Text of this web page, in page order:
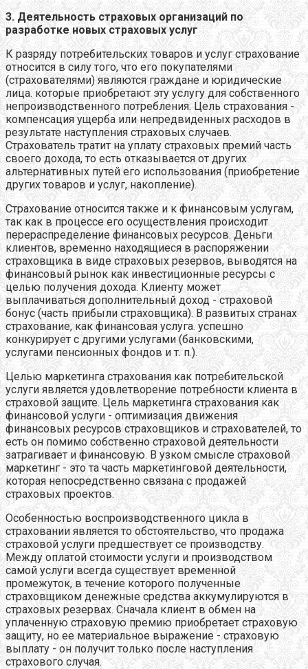
3. Деятельность страховых организаций по
разработке новых страховых услуг
К разряду потребительских товаров и услуг страхование
относится в силу того, что его покупателями
(страхователями) являются граждане и юридические
лица. которые приобретают эту услугу для собственного
непроизводственного потребления. Цель страхования -
компенсация ущерба или непредвиденных расходов в
результате наступления страховых случаев.
Страхователь тратит на уплату страховых премий часть
своего дохода, то есть отказывается от других
альтернативных путей его использования (приобретение
других товаров и услуг, накопление).
Страхование относится также и к финансовым услугам,
так как в процессе его осуществления происходит
перераспределение финансовых ресурсов. Деньги
клиентов, временно находящиеся в распоряжении
страховщика в виде страховых резервов, выводятся на
финансовый рынок как инвестиционные ресурсы с
целью получения дохода. Клиенту может
выплачиваться дополнительный доход - страховой
бонус (часть прибыли страховщика). В развитых странах
страхование, как финансовая услуга. успешно
конкурирует с другими услугами (банковскими,
услугами пенсионных фондов и т. п.).
Целью маркетинга страхования как потребительской
услуги является удовлетворение потребности клиента в
страховой защите. Цель маркетинга страхования как
финансовой услуги - оптимизация движения
финансовых ресурсов страховщиков и страхователей, то
есть он помимо собственно страховой деятельности
затрагивает и финансовую. В узком смысле страховой
маркетинг - это та часть маркетинговой деятельности,
которая непосредственно связана с продажей
страховых проектов.
Особенностью воспроизводственного цикла в
страховании является то обстоятельство, что продажа
страховой услуги предшествует се производству.
Между оплатой стоимости услуги и производством
самой услуги всегда существует временной
промежуток, в течение которого полученные
страховщиком денежные средства аккумулируются в
страховых резервах. Сначала клиент в обмен на
уплаченную страховую премию приобретает страховую
защиту, но ее материальное выражение - страховую
выплату - он получит только после наступления
страхового случая.